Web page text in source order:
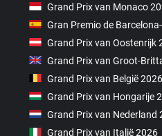
Grand Prix van Monaco
Gran Premio de
Grand Prix van Oostenrijk
Grand Prix van Groot-
Grand Prix van België 2026
Grand Prix van Hongarije
Grand Prix van Nederland
Grand Prix van Italië 2026